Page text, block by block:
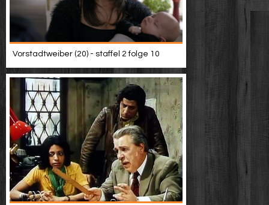
Vorstadtweiber (20) - staffel 2 folge 10